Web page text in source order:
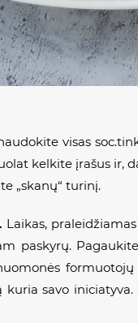
visas
kelkite įrašus ir,
„skanų“ turinį.
Laikas,
paskyrų.
savo